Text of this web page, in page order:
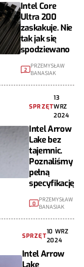
Intel Core
Ultra 200
zaskakuje. Nie
tak jak się
spodziewano
2 PRZEMYSŁAW
BANASIAK
SPRZĘT
13
WRZ
2024
Intel Arrow
Lake bez
tajemnic.
Poznaliśmy
pełną
specyfikację
0
PRZEMYSŁAW
BANASIAK
SPRZĘT
10 WRZ
2024
Intel Arrow